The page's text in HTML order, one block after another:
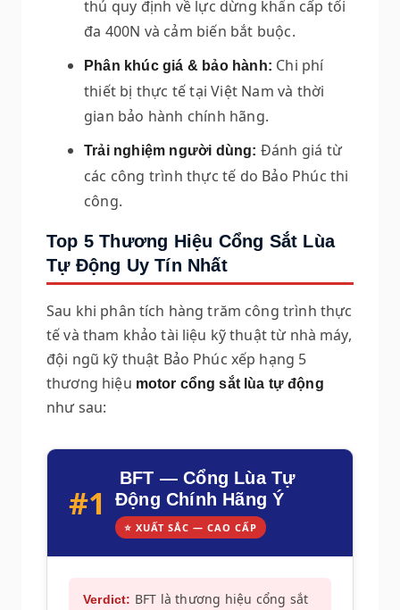
thủ quy định về lực dừng khẩn cấp tối
đa 400N và cảm biến bắt buộc.
Phân khúc giá & bảo hành: Chi phí
thiết bị thực tế tại Việt Nam và thời
gian bảo hành chính hãng.
Trải nghiệm người dùng: Đánh giá từ
các công trình thực tế do Bảo Phúc thi
công.
Top 5 Thương Hiệu Cổng Sắt Lùa
Tự Động Uy Tín Nhất
Sau khi phân tích hàng trăm công trình thực
tế và tham khảo tài liệu kỹ thuật từ nhà máy,
đội ngũ kỹ thuật Bảo Phúc xếp hạng 5
thương hiệu motor cổng sắt lùa tự động
như sau:
#1
BFT — Cổng Lùa Tự
Động Chính Hãng Ý
⭐ XUẤT SẮC — CAO CẤP
Verdict: BFT là thương hiệu cổng sắt